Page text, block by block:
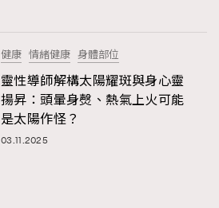
健康 情緒健康 身體部位
靈性導師解構太陽耀斑與身心靈
揚昇：頭暈身㷫、熱氣上火可能
是太陽作怪？
03.11.2025